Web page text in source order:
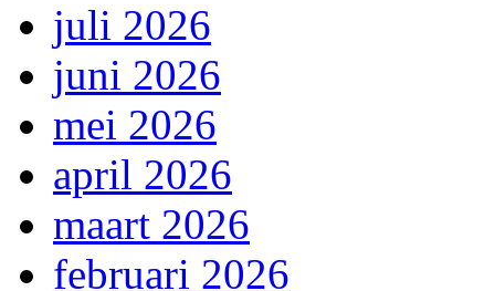
juli 2026
juni 2026
mei 2026
april 2026
maart 2026
februari 2026